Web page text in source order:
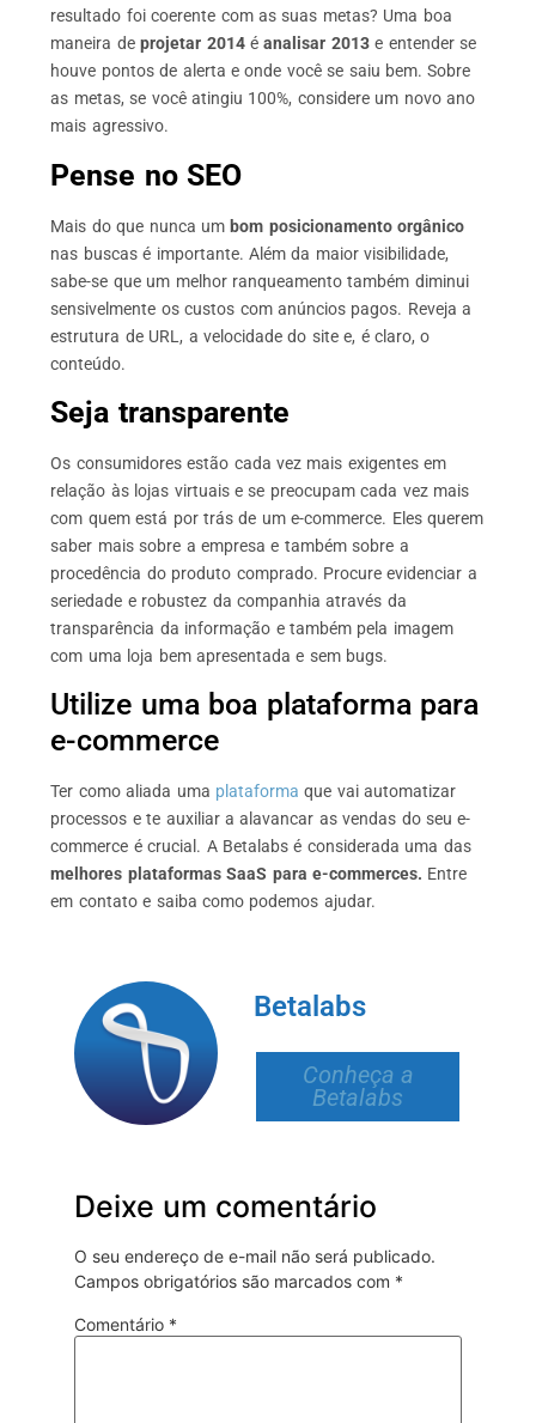
resultado foi coerente com as suas metas? Uma boa
maneira deprojetar 2014éanalisar 2013e entender se
houve pontos de alerta e onde você se saiu bem. Sobre
as metas, se você atingiu 100%, considere um novo ano
mais agressivo.
Pense no SEO
Mais do que nunca um bom posicionamento orgânico
nas buscas é importante. Além da maior visibilidade,
sabe-se que um melhor ranqueamento também diminui
sensivelmente os custos com anúncios pagos. Reveja a
estrutura de URL, a velocidade do site e, é claro, o
conteúdo.
Seja transparente
Os consumidores estão cada vez mais exigentes em
relação às lojas virtuais e se preocupam cada vez mais
com quem está por trás de um e-commerce. Eles querem
saber mais sobre a empresa e também sobre a
procedência do produto comprado. Procure evidenciar a
seriedade e robustez da companhia através da
transparência da informação e também pela imagem
com uma loja bem apresentada e sem bugs.
Utilize uma boa plataforma para
e-commerce
Ter como aliada uma plataforma que vai automatizar
processos e te auxiliar a alavancar as vendas do seu e-
commerce é crucial. A Betalabs é considerada uma das
melhores plataformas SaaS para e-commerces. Entre
em contato e saiba como podemos ajudar.
Betalabs
Conheça a
Betalabs
Deixe um comentário
O seu endereço de e-mail não será publicado.
Campos obrigatórios são marcados com *
Comentário *